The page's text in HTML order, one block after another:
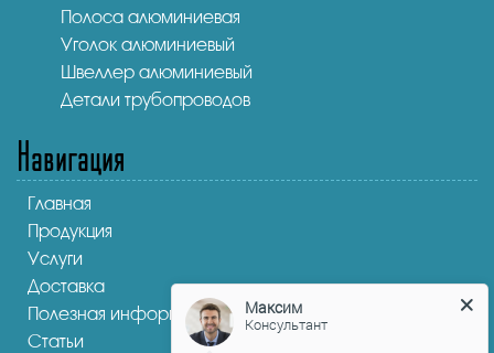
Полоса алюминиевая
Уголок алюминиевый
Швеллер алюминиевый
Детали трубопроводов
Навигация
Главная
Продукция
Услуги
Доставка
Полезная информация
Статьи
Максим
Консультант